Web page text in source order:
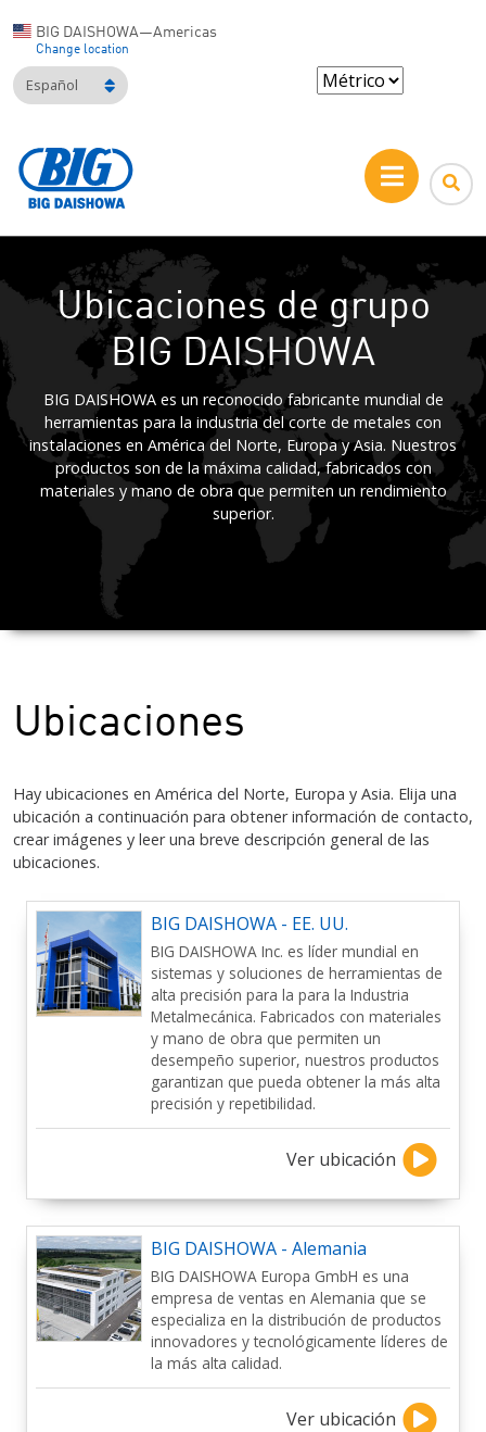
BIG DAISHOWA—Americas
Change location
Español
Ubicaciones de grupo
BIG DAISHOWA
BIG DAISHOWA es un reconocido fabricante mundial de
herramientas para la industria del corte de metales con
instalaciones en América del Norte, Europa y Asia. Nuestros
productos son de la máxima calidad, fabricados con
materiales y mano de obra que permiten un rendimiento
superior.
Ubicaciones
Hay ubicaciones en América del Norte, Europa y Asia. Elija una
ubicación a continuación para obtener información de contacto,
crear imágenes y leer una breve descripción general de las
ubicaciones.
BIG DAISHOWA - EE. UU.
BIG DAISHOWA Inc. es líder mundial en
sistemas y soluciones de herramientas de
alta precisión para la para la Industria
Metalmecánica. Fabricados con materiales
y mano de obra que permiten un
desempeño superior, nuestros productos
garantizan que pueda obtener la más alta
precisión y repetibilidad.
Ver ubicación
BIG DAISHOWA - Alemania
BIG DAISHOWA Europa GmbH es una
empresa de ventas en Alemania que se
especializa en la distribución de productos
innovadores y tecnológicamente líderes de
la más alta calidad.
Ver ubicación